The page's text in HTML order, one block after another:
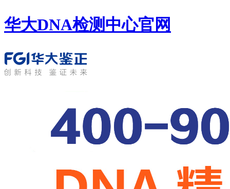
华大DNA检测中心官网